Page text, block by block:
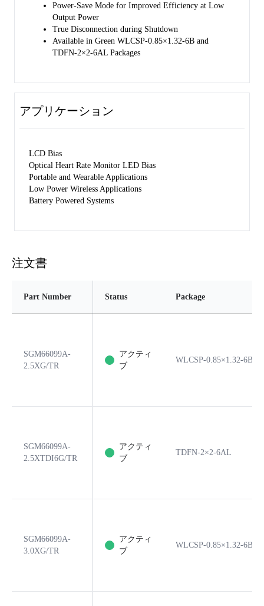
Power-Save Mode for Improved Efficiency at Low
Output Power
True Disconnection during Shutdown
Available in Green WLCSP-0.85×1.32-6B and
TDFN-2×2-6AL Packages
アプリケーション
LCD Bias
Optical Heart Rate Monitor LED Bias
Portable and Wearable Applications
Low Power Wireless Applications
Battery Powered Systems
注文書
Part Number Status Package
SGM66099A-
2.5XG/TR
アクティ
ブ
WLCSP-0.85×1.32-6B
SGM66099A-
2.5XTDI6G/TR
アクティ
ブ
TDFN-2×2-6AL
SGM66099A-
3.0XG/TR
アクティ
ブ
WLCSP-0.85×1.32-6B